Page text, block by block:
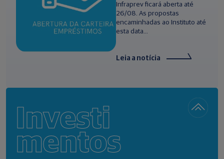
Infraprev ficará aberta até
26/08. As propostas
encaminhadas ao Instituto até
esta data...
Leia a notícia
Investi
mentos